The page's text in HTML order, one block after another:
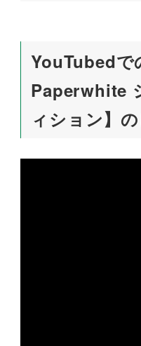
YouTubed
Paperwhite
ィション】